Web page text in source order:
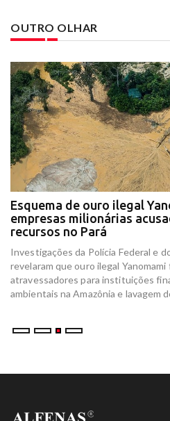
OUTRO OLHAR
Esquema de ouro ilegal
empresas milionárias
recursos no Pará
Investigações da Polícia Federal e
revelaram que ouro ilegal
atravessadores para instituições
ambientais na Amazônia e lavagem